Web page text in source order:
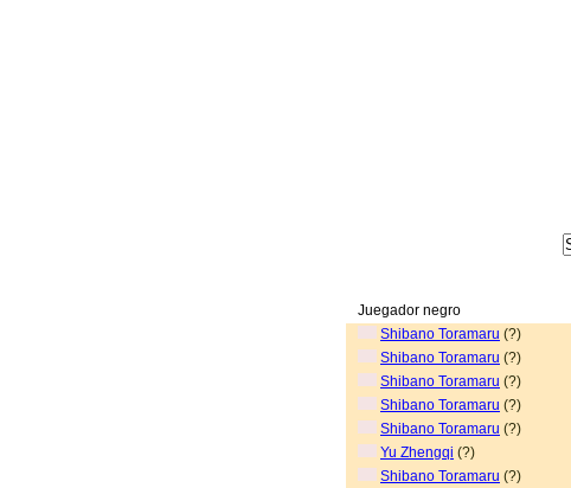
Juegador negro
Shibano Toramaru (?)
Shibano Toramaru (?)
Shibano Toramaru (?)
Shibano Toramaru (?)
Shibano Toramaru (?)
Yu Zhengqi (?)
Shibano Toramaru (?)